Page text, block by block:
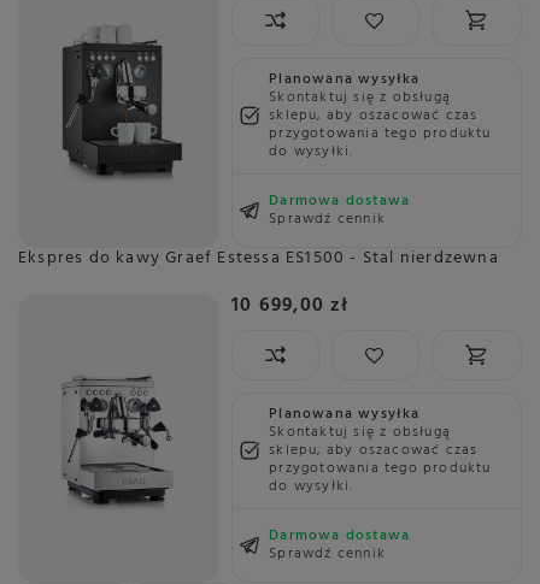
Planowana wysyłka
Skontaktuj się z obsługą
sklepu, aby oszacować czas
przygotowania tego produktu
do wysyłki.
Darmowa dostawa
Sprawdź cennik
Ekspres do kawy Graef Estessa ES1500 - Stal nierdzewna
10 699,00 zł
Planowana wysyłka
Skontaktuj się z obsługą
sklepu, aby oszacować czas
przygotowania tego produktu
do wysyłki.
Darmowa dostawa
Sprawdź cennik